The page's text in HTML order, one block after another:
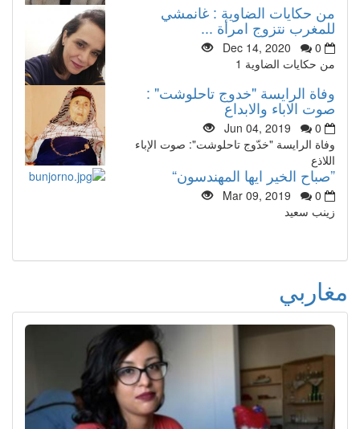
من حكايات الضاوية : غانمشي
للمغرب نتزوج امرأة ...
Dec 14, 2020
0
من حكايات الضاوية 1
وفاة الرايسة "خدوج تاحلوشت" :
صوت الاباء والابداع
Jun 04, 2019
0
وفاة الرايسة "خدّوج تاحلوشت": صوت الإباء
اللاذع
”صباح الخير ايها المهندسون“
Mar 09, 2019
0
زينب سعيد
مغاربي